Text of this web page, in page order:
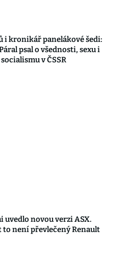
i kronikář panelákové šedi:
psal o všednosti, sexu i
v ČSSR
uvedlo novou verzi ASX.
to není převlečený Renault